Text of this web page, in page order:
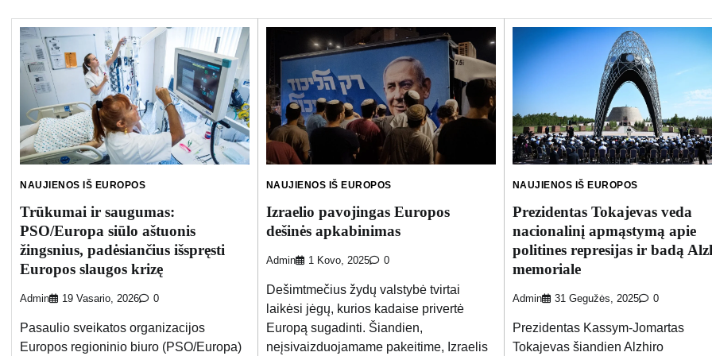
NAUJIENOS IŠ EUROPOS
Trūkumai ir saugumas:
PSO/Europa siūlo aštuonis
žingsnius, padėsiančius išspręsti
Europos slaugos krizę
Admin 19 Vasario, 2026 0
Pasaulio sveikatos organizacijos
Europos regioninio biuro (PSO/Europa)
NAUJIENOS IŠ EUROPOS
Izraelio pavojingas Europos
dešinės apkabinimas
Admin 1 Kovo, 2025 0
Dešimtmečius žydų valstybė tvirtai
laikėsi jėgų, kurios kadaise privertė
Europą sugadinti. Šiandien,
neįsivaizduojamame pakeitime, Izraelis
NAUJIENOS IŠ EUROPOS
Prezidentas Tokajevas veda
nacionalinį apmąstymą apie
politines represijas ir badą
memoriale
Admin 31 Gegužės, 2025 0
Prezidentas Kassym-Jomartas
Tokajevas šiandien Alzhiro